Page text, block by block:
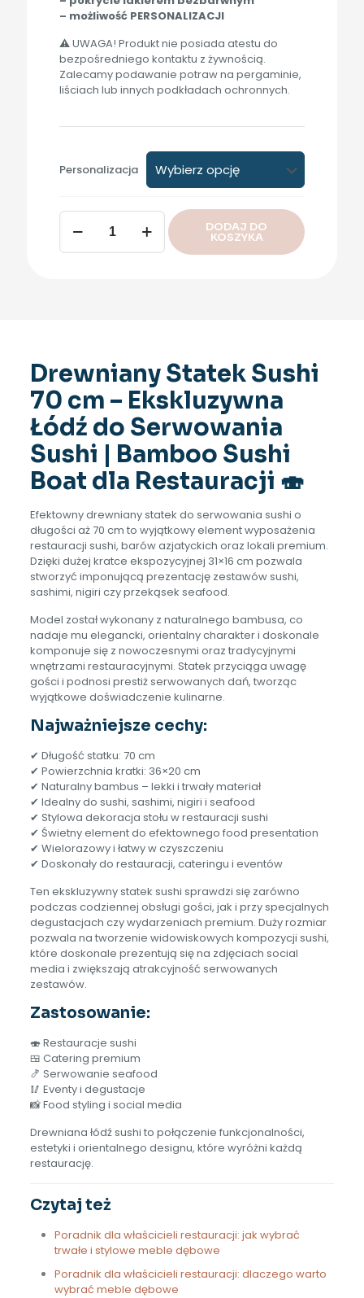
– możliwość PERSONALIZACJI
⚠ UWAGA! Produkt nie posiada atestu do
bezpośredniego kontaktu z żywnością.
Zalecamy podawanie potraw na pergaminie,
liściach lub innych podkładach ochronnych.
Personalizacja
ilość
Statek
do
DODAJ DO
KOSZYKA
Drewniany Statek Sushi
70 cm – Ekskluzywna
Łódź do Serwowania
Sushi | Bamboo Sushi
Boat dla Restauracji 🍣
Efektowny drewniany statek do serwowania sushi o
długości aż 70 cm to wyjątkowy element wyposażenia
restauracji sushi, barów azjatyckich oraz lokali premium.
Dzięki dużej kratce ekspozycyjnej 31×16 cm pozwala
stworzyć imponującą prezentację zestawów sushi,
sashimi, nigiri czy przekąsek seafood.
Model został wykonany z naturalnego bambusa, co
nadaje mu elegancki, orientalny charakter i doskonale
komponuje się z nowoczesnymi oraz tradycyjnymi
wnętrzami restauracyjnymi. Statek przyciąga uwagę
gości i podnosi prestiż serwowanych dań, tworząc
wyjątkowe doświadczenie kulinarne.
Najważniejsze cechy:
✔ Długość statku: 70 cm
✔ Powierzchnia kratki: 36×20 cm
✔ Naturalny bambus – lekki i trwały materiał
✔ Idealny do sushi, sashimi, nigiri i seafood
✔ Stylowa dekoracja stołu w restauracji sushi
✔ Świetny element do efektownego food presentation
✔ Wielorazowy i łatwy w czyszczeniu
✔ Doskonały do restauracji, cateringu i eventów
Ten ekskluzywny statek sushi sprawdzi się zarówno
podczas codziennej obsługi gości, jak i przy specjalnych
degustacjach czy wydarzeniach premium. Duży rozmiar
pozwala na tworzenie widowiskowych kompozycji sushi,
które doskonale prezentują się na zdjęciach social
media i zwiększają atrakcyjność serwowanych
zestawów.
Zastosowanie:
🍣 Restauracje sushi
🍱 Catering premium
🍤 Serwowanie seafood
🥢 Eventy i degustacje
📸 Food styling i social media
Drewniana łódź sushi to połączenie funkcjonalności,
estetyki i orientalnego designu, które wyróżni każdą
restaurację.
Czytaj też
Poradnik dla właścicieli restauracji: jak wybrać
trwałe i stylowe meble dębowe
Poradnik dla właścicieli restauracji: dlaczego warto
wybrać meble dębowe